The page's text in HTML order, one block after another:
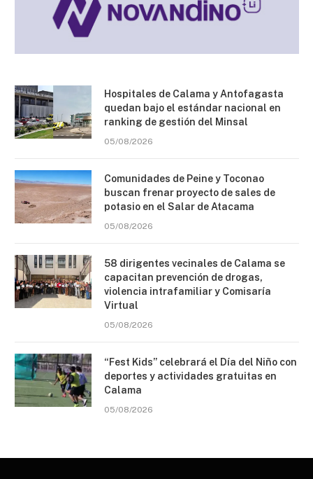
Hospitales de Calama y Antofagasta
quedan bajo el estándar nacional en
ranking de gestión del Minsal
05/08/2026
Comunidades de Peine y Toconao
buscan frenar proyecto de sales de
potasio en el Salar de Atacama
05/08/2026
58 dirigentes vecinales de Calama se
capacitan prevención de drogas,
violencia intrafamiliar y Comisaría
Virtual
05/08/2026
“Fest Kids” celebrará el Día del Niño con
deportes y actividades gratuitas en
Calama
05/08/2026